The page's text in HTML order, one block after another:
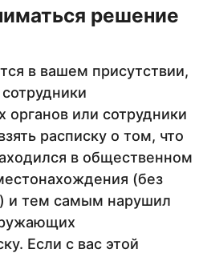
решение
в вашем присутствии,
органов или сотрудники
расписку о том, что
в общественном
(без
и тем самым нарушил
Если с вас этой